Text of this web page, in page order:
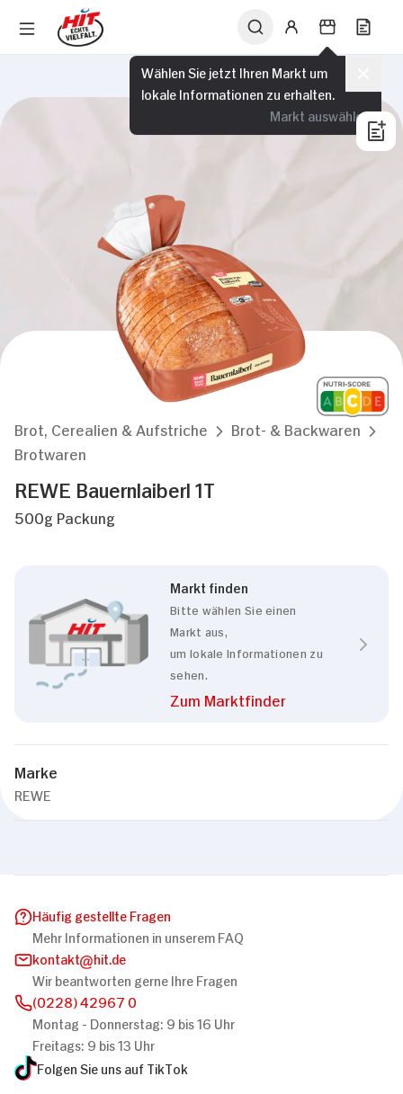
Zustimmung Details Über Cookies
unsere Website zu analysieren. Außerdem geben
wir Informationen zu Ihrer Verwendung unserer
Website an unsere Partner für soziale Medien,
Werbung und Analysen weiter. Unsere Partner
führen diese Informationen möglicherweise mit
weiteren Daten zusammen, die Sie ihnen
bereitgestellt haben oder die sie im Rahmen
Ihrer Nutzung der Dienste gesammelt haben.
Einwilligungsauswahl
Notwendig
Wählen Sie jetzt Ihren Markt um
lokale Informationen zu erhalten.
Markt auswählen
Brot, Cerealien & Aufstriche
Brot- & Backwaren
Brotwaren
REWE Bauernlaiberl 1T
500g Packung
Markt finden
Bitte wählen Sie einen
Markt aus,
um lokale Informationen zu
sehen.
Zum Marktfinder
Marke
REWE
Häufig gestellte Fragen
Mehr Informationen in unserem FAQ
kontakt
hit.de
Wir beantworten gerne Ihre Fragen
(0228) 42967 0
Montag - Donnerstag: 9 bis 16 Uhr
Freitags: 9 bis 13 Uhr
Folgen Sie uns auf TikTok